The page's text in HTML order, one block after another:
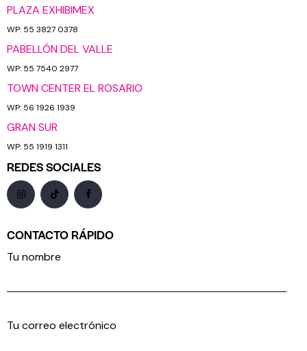
PLAZA EXHIBIMEX
WP: 55 3827 0378
PABELLÓN DEL VALLE
WP: 55 7540 2977
TOWN CENTER EL ROSARIO
WP: 56 1926 1939
GRAN SUR
WP: 55 1919 1311
REDES SOCIALES
CONTACTO RÁPIDO
Tu nombre
Tu correo electrónico